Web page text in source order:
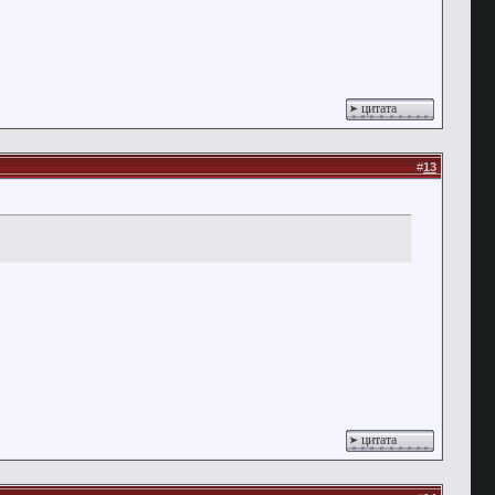
цитата
#13
цитата